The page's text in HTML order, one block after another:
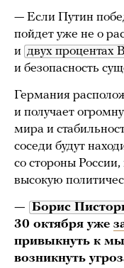
— Если Путин
пойдет уже не о
и двух процентах
и безопасность
Германия
и получает
мира и
соседи будут
со стороны
высокую
— Борис
30 октября уже
привыкнуть к
возникнуть